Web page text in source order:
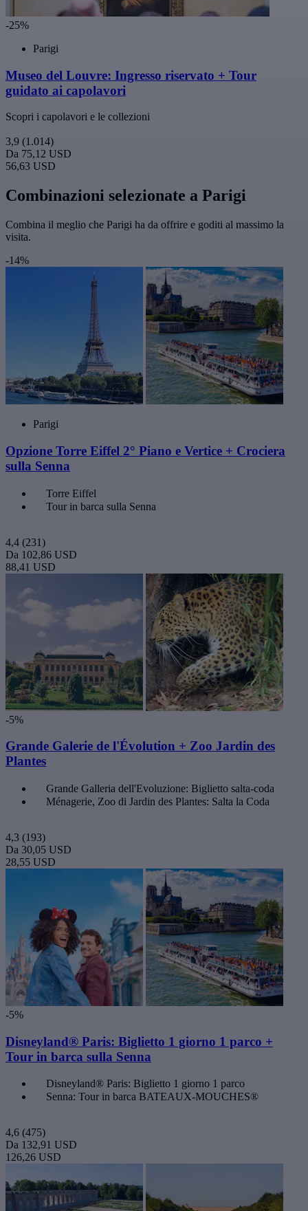
-25%
Parigi
Museo del Louvre: Ingresso riservato + Tour
guidato ai capolavori
Scopri i capolavori e le collezioni
3,9 (1.014)
Da 75,12 USD
56,63 USD
Combinazioni selezionate a Parigi
Combina il meglio che Parigi ha da offrire e goditi al massimo la
visita.
-14%
Parigi
Opzione Torre Eiffel 2° Piano e Vertice + Crociera
sulla Senna
Torre Eiffel
Tour in barca sulla Senna
4,4 (231)
Da 102,86 USD
88,41 USD
-5%
Grande Galerie de l'Évolution + Zoo Jardin des
Plantes
Grande Galleria dell'Evoluzione: Biglietto salta-coda
Ménagerie, Zoo di Jardin des Plantes: Salta la Coda
4,3 (193)
Da 30,05 USD
28,55 USD
-5%
Disneyland® Paris: Biglietto 1 giorno 1 parco +
Tour in barca sulla Senna
Disneyland® Paris: Biglietto 1 giorno 1 parco
Senna: Tour in barca BATEAUX-MOUCHES®
4,6 (475)
Da 132,91 USD
126,26 USD